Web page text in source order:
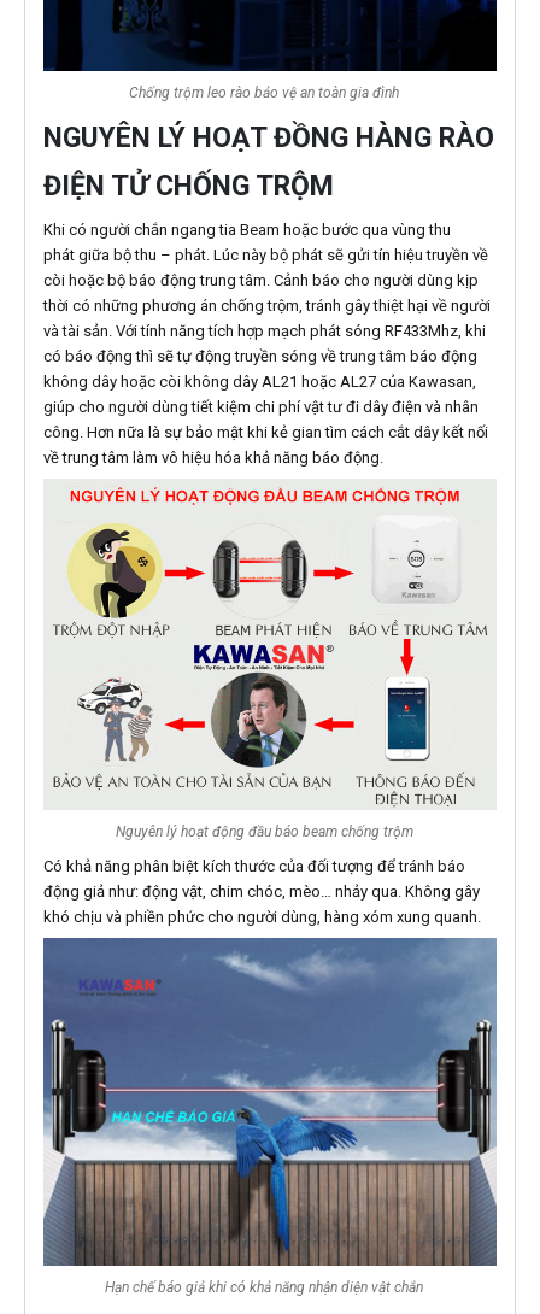
Chống trộm leo rào bảo vệ an toàn gia đình
NGUYÊN LÝ HOẠT ĐỒNG HÀNG RÀO
ĐIỆN TỬ CHỐNG TRỘM
Khi có người chắn ngang tia Beam hoặc bước qua vùng thu
phát giữa bộ thu – phát. Lúc này bộ phát sẽ gửi tín hiệu truyền về
còi hoặc bộ báo động trung tâm. Cảnh báo cho người dùng kịp
thời có những phương án chống trộm, tránh gây thiệt hại về người
và tài sản. Với tính năng tích hợp mạch phát sóng RF433Mhz, khi
có báo động thì sẽ tự động truyền sóng về trung tâm báo động
không dây hoặc còi không dây AL21 hoặc AL27 của Kawasan,
giúp cho người dùng tiết kiệm chi phí vật tư đi dây điện và nhân
công. Hơn nữa là sự bảo mật khi kẻ gian tìm cách cắt dây kết nối
về trung tâm làm vô hiệu hóa khả năng báo động.
Nguyên lý hoạt động đầu báo beam chống trộm
Có khả năng phân biệt kích thước của đối tượng để tránh báo
động giả như: động vật, chim chóc, mèo… nhảy qua. Không gây
khó chịu và phiền phức cho người dùng, hàng xóm xung quanh.
Hạn chế báo giả khi có khả năng nhận diện vật chắn